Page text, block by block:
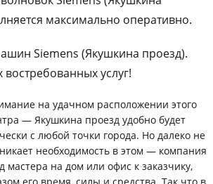
максимально оперативно.
Siemens (Якушкина проезд).
услуг!
на удачном расположении этого
— Якушкина проезд удобно будет
с любой точки города. Но далеко не
необходимость в этом — компания
мастера на дом или офис к заказчику,